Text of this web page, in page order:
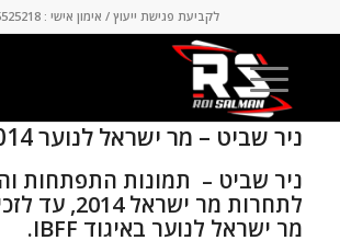
לקביעת פגישת ייעוץ / אימון אישי : 054-5525218
ניר שביט – מר ישראל לנוער 2014
ניר שביט – תמונות התפתחות
לתחרות מר
מר ישראל לנוער באיגוד IBFF.